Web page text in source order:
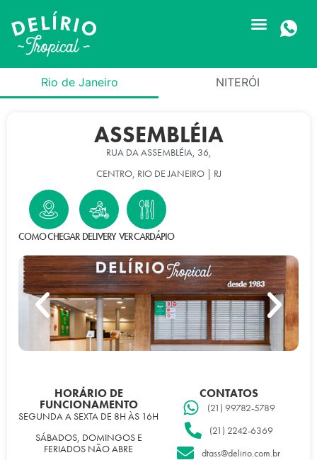
Rio de Janeiro NITERÓI
ASSEMBLÉIA
RUA DA ASSEMBLÉIA, 36,
CENTRO, RIO DE JANEIRO | RJ
COMO CHEGAR DELIVERY VER CARDÁPIO
HORÁRIO DE
FUNCIONAMENTO
SEGUNDA A SEXTA DE 8H ÀS 16H
SÁBADOS, DOMINGOS E
FERIADOS NÃO ABRE
CONTATOS
(21) 99782-5789
(21) 2242-6369
dtass@delirio.com.br